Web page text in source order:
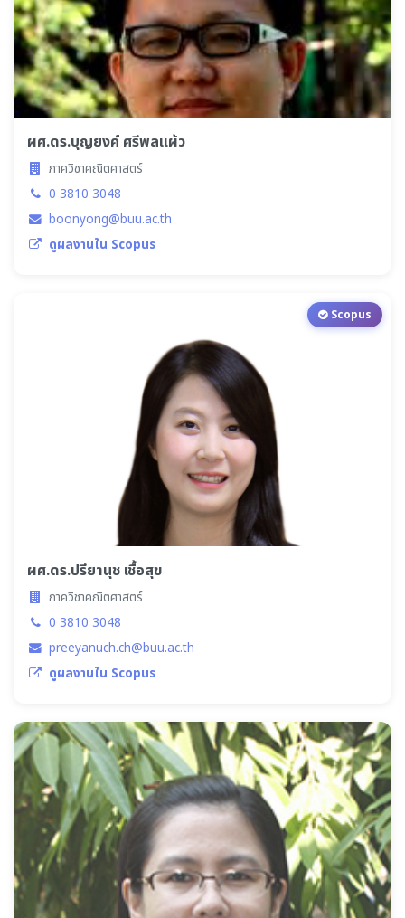
ผศ.ดร.บุญยงค์ ศรีพลแผ้ว
ภาควิชาคณิตศาสตร์
0 3810 3048
boonyong@buu.ac.th
ดูผลงานใน Scopus
Scopus
ผศ.ดร.ปรียานุช เชื้อสุข
ภาควิชาคณิตศาสตร์
0 3810 3048
preeyanuch.ch@buu.ac.th
ดูผลงานใน Scopus